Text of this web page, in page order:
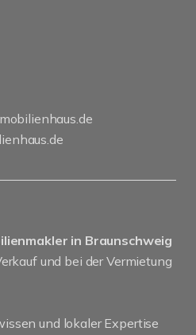
in Braunschweig
und bei der Vermietung
und lokaler Expertise